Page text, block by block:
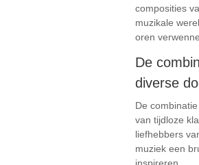
composities
muzikale
oren
De
diverse
De
van tijdloze
liefhebbers
muziek een